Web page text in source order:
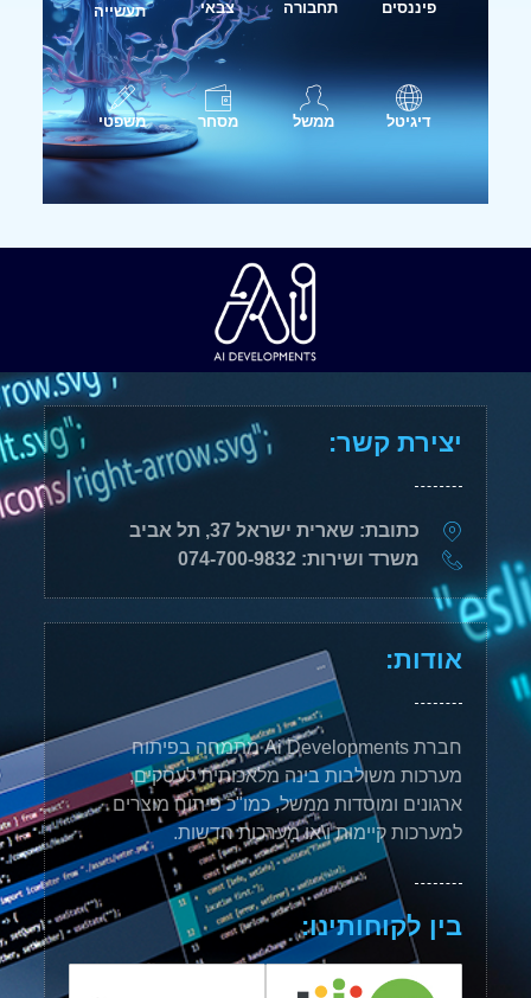
פיננסים תחבורה צבאי תעשייה
דיגיטל ממשל מסחר משפטי
יצירת קשר:
כתובת: שארית ישראל 37, תל אביב
משרד ושירות: 074-700-9832
אודות:
חברת Ai Developments מתמחה בפיתוח
מערכות משולבות בינה מלאכותית לעסקים,
ארגונים ומוסדות ממשל, כמו"כ פיתוח מוצרים
למערכות קיימות ו\או מערכות חדשות.
בין לקוחותינו: